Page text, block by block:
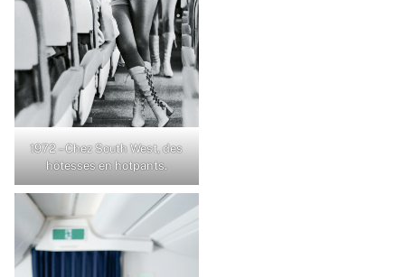
1972 – Chez South West, des
hôtesses en hotpants.